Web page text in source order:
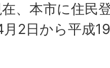
、本市に住民
2日から平成